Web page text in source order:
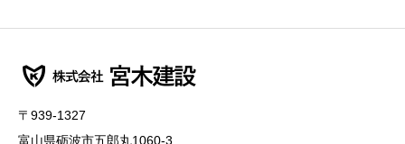
〒939-1327
富山県砺波市五郎丸1060-3